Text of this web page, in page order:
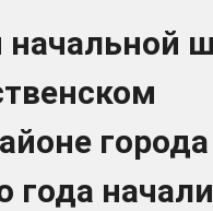
начальной
года